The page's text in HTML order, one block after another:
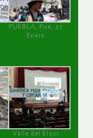
PUEBLA, Pue, 27
Enero
Valle del Elqui